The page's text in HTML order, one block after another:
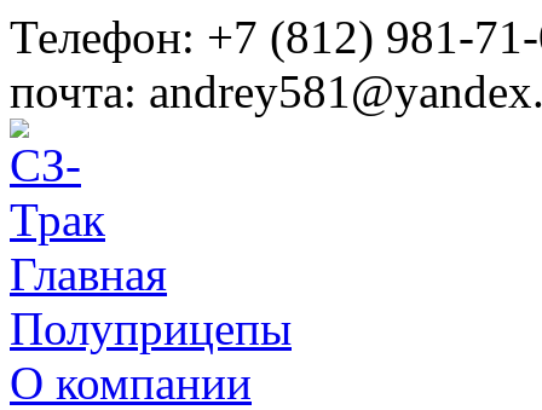
Телефон: +7 (812) 981-
почта:
Главная
Полуприцепы
О компании